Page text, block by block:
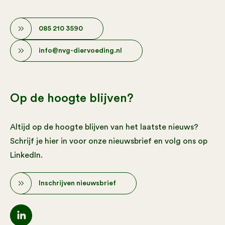
085 210 3590
info@nvg-diervoeding.nl
Op de hoogte blijven?
Altijd op de hoogte blijven van het laatste nieuws?
Schrijf je hier in voor onze nieuwsbrief en volg ons op
LinkedIn.
Inschrijven nieuwsbrief